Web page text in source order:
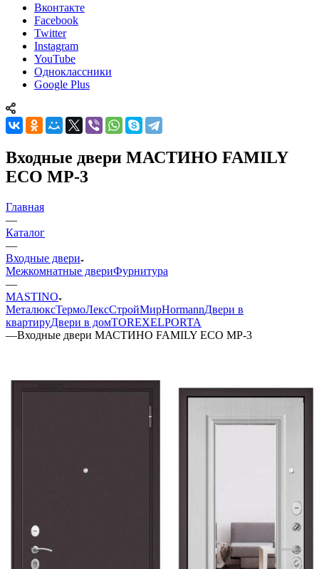
Вконтакте
Facebook
Twitter
Instagram
YouTube
Одноклассники
Google Plus
Входные двери МАСТИНО FAMILY
ECO MP-3
Главная
—
Каталог
—
Входные двери
Межкомнатные двериФурнитура
—
MASTINO
МеталюксТермоЛексСтройМирHormannДвери в
квартируДвери в домTOREXELPORTA
—Входные двери МАСТИНО FAMILY ECO MP-3